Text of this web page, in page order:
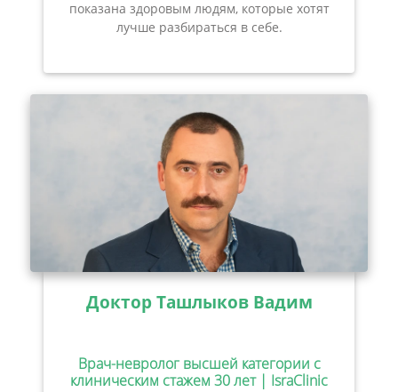
показана здоровым людям, которые хотят
лучше разбираться в себе.
Доктор Ташлыков Вадим
Врач-невролог высшей категории с
клиническим стажем 30 лет | IsraClinic